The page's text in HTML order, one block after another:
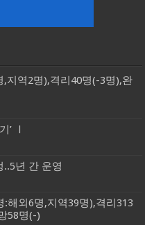
지역2명),격리40명(-3명),완
’ Ⅰ
년 간 운영
해외6명,지역39명),격리313
58명(-)